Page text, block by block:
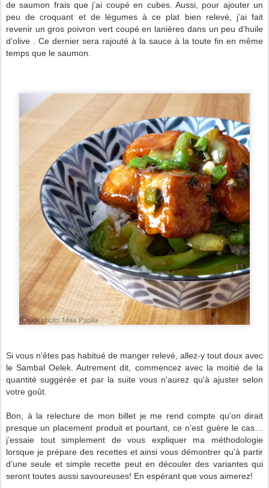
de saumon frais que j’ai coupé en cubes. Aussi, pour ajouter un
peu de croquant et de légumes à ce plat bien relevé, j’ai fait
revenir un gros poivron vert coupé en lanières dans un peu d’huile
d’olive . Ce dernier sera rajouté à la sauce à la toute fin en même
temps que le saumon.
Si vous n'êtes pas habitué de manger relevé, allez-y tout doux avec
le Sambal Oelek. Autrement dit, commencez avec la moitié de la
quantité suggérée et par la suite vous n'aurez qu'à ajuster selon
votre goût.
Bon, à la relecture de mon billet je me rend compte qu'on dirait
presque un placement produit et pourtant, ce n’est guère le cas…
j’essaie tout simplement de vous expliquer ma méthodologie
lorsque je prépare des recettes et ainsi vous démontrer qu’à partir
d’une seule et simple recette peut en découler des variantes qui
seront toutes aussi savoureuses! En espérant que vous aimerez!